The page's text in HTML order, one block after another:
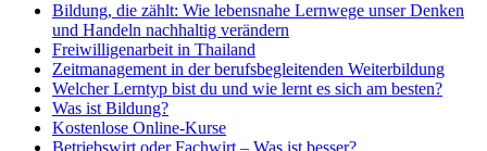
Bildung, die zählt: Wie lebensnahe Lernwege unser Denken
und Handeln nachhaltig verändern
Freiwilligenarbeit in Thailand
Zeitmanagement in der berufsbegleitenden Weiterbildung
Welcher Lerntyp bist du und wie lernt es sich am besten?
Was ist Bildung?
Kostenlose Online-Kurse